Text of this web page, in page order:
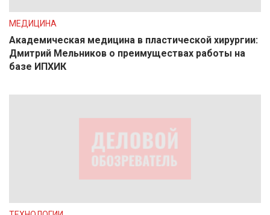
МЕДИЦИНА
Академическая медицина в пластической хирургии:
Дмитрий Мельников о преимуществах работы на
базе ИПХИК